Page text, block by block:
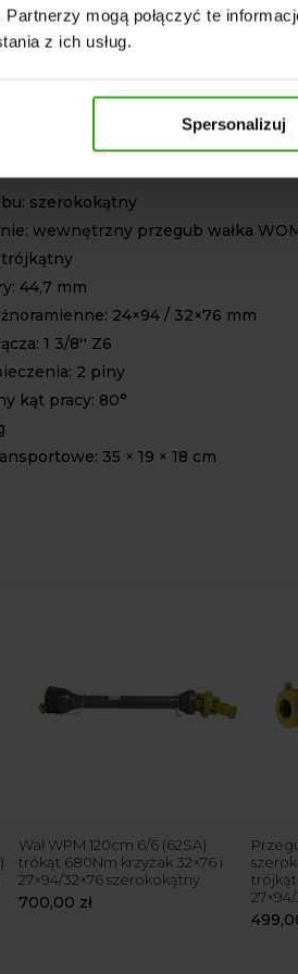
mogą połączyć te
z ich usług.
Spersonalizuj
przegub WOM jest szczególnie
umożliwia ciągłą pracę bez
szerokokątny
wewnętrzny przegub wałka
44,7 mm
24×94 / 32×76 mm
1 3/8'' Z6
2 piny
kąt pracy: 80°
35 × 19 × 18 cm
Wał WPM 120cm 6/6 (62SA)
trókąt 680Nm krzyżak 32×76 i
27×94/32×76 szerokokątny
700,00 zł
trójkąt